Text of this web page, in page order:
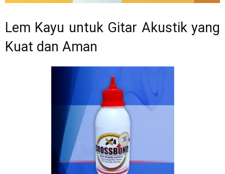
Lem Kayu untuk Gitar Akustik yang
Kuat dan Aman